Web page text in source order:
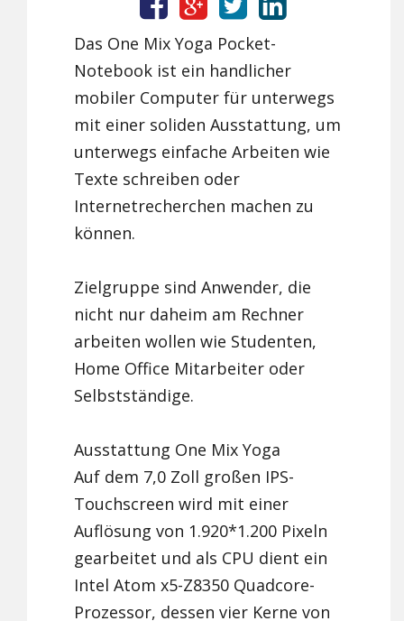
Das One Mix Yoga Pocket-
Notebook ist ein handlicher
mobiler Computer für unterwegs
mit einer soliden Ausstattung, um
unterwegs einfache Arbeiten wie
Texte schreiben oder
Internetrecherchen machen zu
können.
Zielgruppe sind Anwender, die
nicht nur daheim am Rechner
arbeiten wollen wie Studenten,
Home Office Mitarbeiter oder
Selbstständige.
Ausstattung One Mix Yoga
Auf dem 7,0 Zoll großen IPS-
Touchscreen wird mit einer
Auflösung von 1.920*1.200 Pixeln
gearbeitet und als CPU dient ein
Intel Atom x5-Z8350 Quadcore-
Prozessor, dessen vier Kerne von